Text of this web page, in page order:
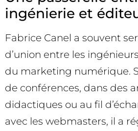
ingénierie et
Fabrice Canel a souvent
d’union entre les
du marketing numérique.
de conférences, dans des
didactiques ou au fil
avec les webmasters, il a